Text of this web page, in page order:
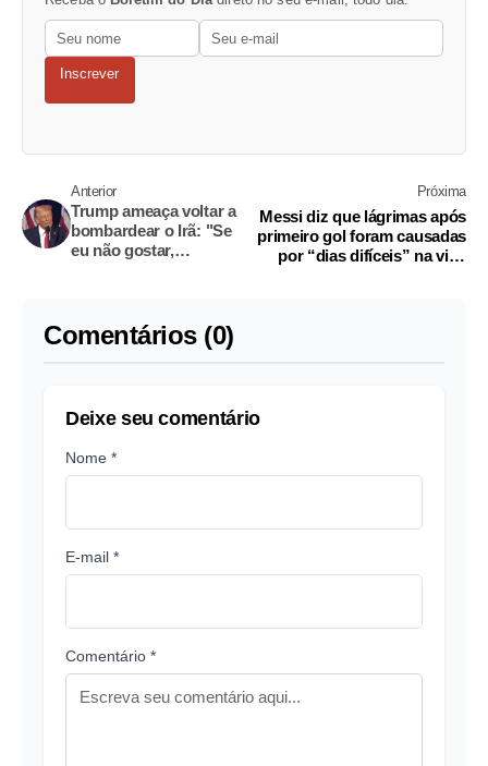
Inscrever
Anterior
Trump ameaça voltar a
bombardear o Irã: "Se
eu não gostar,
Próxima
Messi diz que lágrimas após
primeiro gol foram causadas
por “dias difíceis” na vida
Comentários (0)
Deixe seu comentário
Nome *
E-mail *
Comentário *